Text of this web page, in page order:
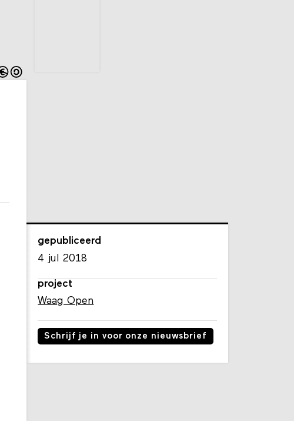
gepubliceerd
4 jul 2018
project
Waag Open
Schrijf je in voor onze nieuwsbrief